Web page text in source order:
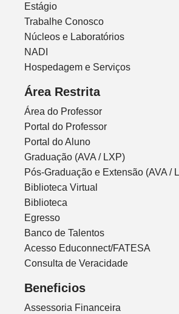
Estágio
Trabalhe Conosco
Núcleos e Laboratórios
NADI
Hospedagem e Serviços
Área Restrita
Área do Professor
Portal do Professor
Portal do Aluno
Graduação (AVA / LXP)
Pós-Graduação e Extensão (AVA /
Biblioteca Virtual
Biblioteca
Egresso
Banco de Talentos
Acesso Educonnect/FATESA
Consulta de Veracidade
Beneficios
Assessoria Financeira